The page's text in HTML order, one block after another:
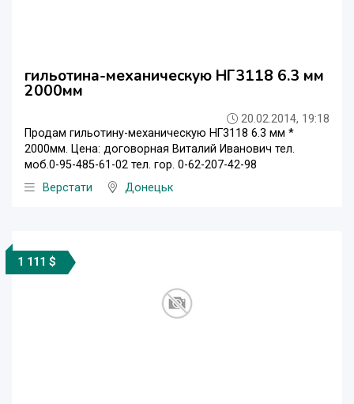
гильотина-механическую НГ3118 6.3 мм
2000мм
20.02.2014, 19:18
Продам гильотину-механическую НГ3118 6.3 мм *
2000мм. Цена: договорная Виталий Иванович тел.
моб.0-95-485-61-02 тел. гор. 0-62-207-42-98
Верстати
Донецьк
1 111 $